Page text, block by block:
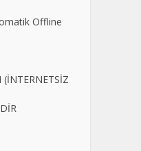
Offline
(İNTERNETSİZ